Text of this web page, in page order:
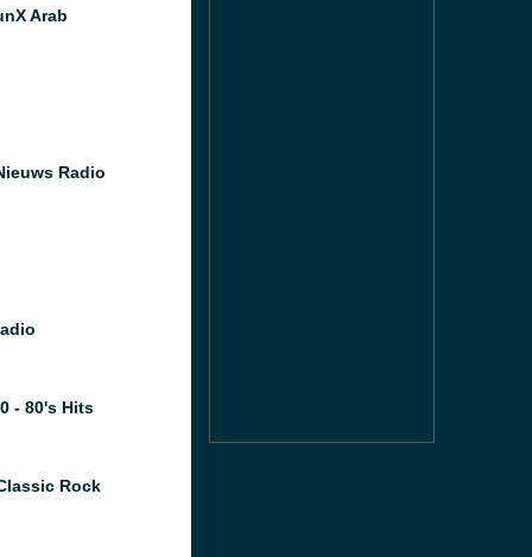
Arab
Radio
- 80's Hits
Rock